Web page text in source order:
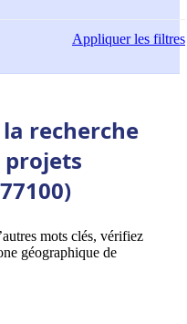
Appliquerles filtres
recherche
projets
mots clés, vérifiez
géographique de